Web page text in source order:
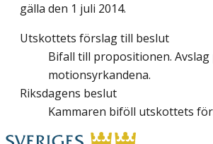
gälla den 1 juli 2014.
Utskottets förslag till beslut
Bifall till propositionen. Avslag
motionsyrkandena.
Riksdagens beslut
Kammaren biföll utskottets